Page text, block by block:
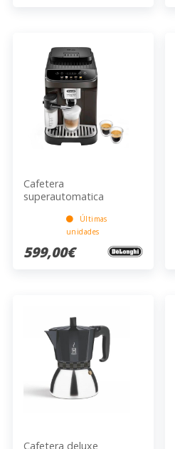
Cafetera
superautomatica
EVO ECAM 293.61.BW
Últimas
unidades
599,00€
Cafetera deluxe